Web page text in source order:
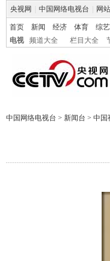
央视网 中国网络电视台 网
首页 新闻 经济 体育 综艺
电视
频道大全 栏目大全
中国网络电视台 > 新闻台 > 中国